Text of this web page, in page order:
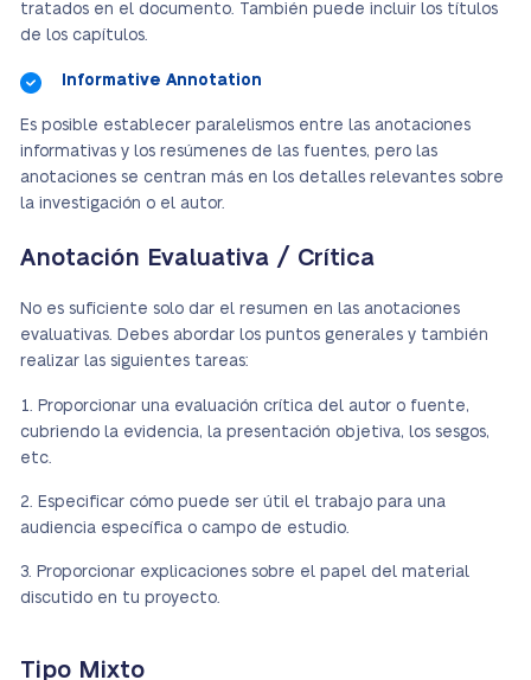
tratados en el documento. También puede incluir los títulos
de los capítulos.
Informative Annotation
Es posible establecer paralelismos entre las anotaciones
informativas y los resúmenes de las fuentes, pero las
anotaciones se centran más en los detalles relevantes sobre
la investigación o el autor.
Anotación Evaluativa / Crítica
No es suficiente solo dar el resumen en las anotaciones
evaluativas. Debes abordar los puntos generales y también
realizar las siguientes tareas:
Proporcionar una evaluación crítica del autor o fuente,
cubriendo la evidencia, la presentación objetiva, los sesgos,
etc.
Especificar cómo puede ser útil el trabajo para una
audiencia específica o campo de estudio.
Proporcionar explicaciones sobre el papel del material
discutido en tu proyecto.
Tipo Mixto